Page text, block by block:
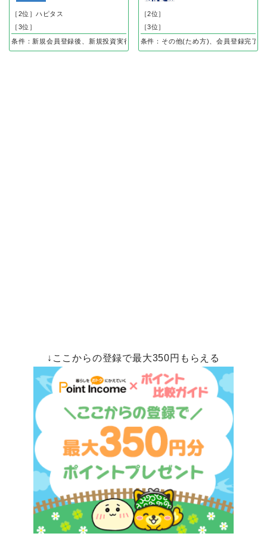
［2位］ハピタス
［3位］
条件：新規会員登録後、新規投資実行完了
［2位］
［3位］
条件：その他(ため方)、会員登録完了
↓ここからの登録で最大350円もらえる